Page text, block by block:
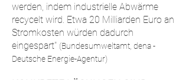
werden, indem industrielle Abwärme
recycelt wird. Etwa 20 Milliarden Euro an
Stromkosten würden dadurch
eingespart" (Bundesumweltamt, dena -
Deutsche Energie-Agentur)